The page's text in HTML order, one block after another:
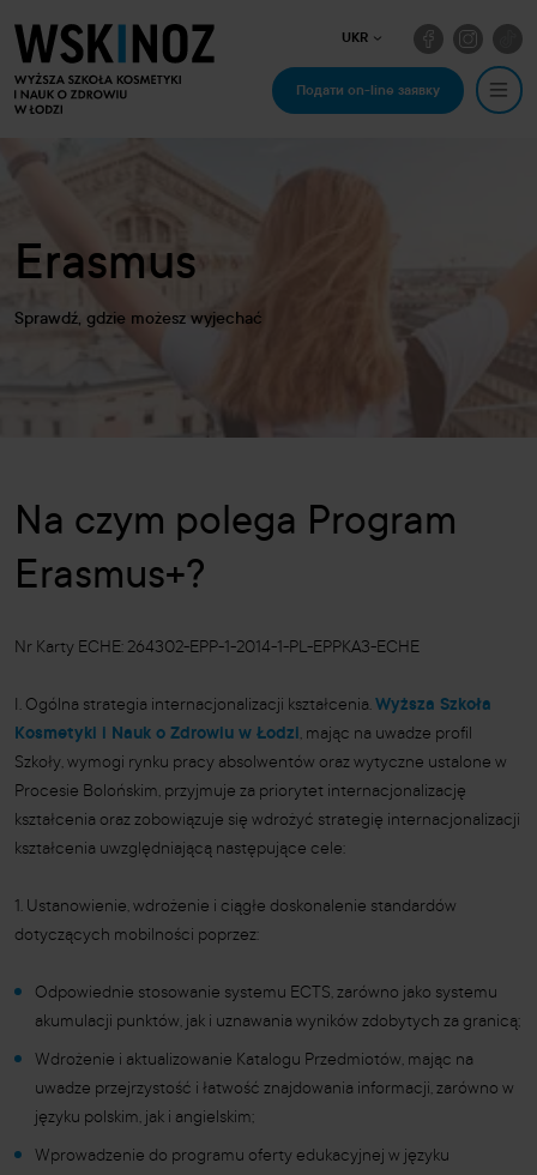
UKR
Подати on-line заявку
Erasmus
Sprawdź, gdzie możesz wyjechać
Na czym polega Program
Erasmus+?
Nr Karty ECHE: 264302-EPP-1-2014-1-PL-EPPKA3-ECHE
I. Ogólna strategia internacjonalizacji kształcenia.Wyższa Szkoła
Kosmetyki i Nauk o Zdrowiu w Łodzi, mając na uwadze profil
Szkoły, wymogi rynku pracy absolwentów oraz wytyczne ustalone w
Procesie Bolońskim, przyjmuje za priorytet internacjonalizację
kształcenia oraz zobowiązuje się wdrożyć strategię internacjonalizacji
kształcenia uwzględniającą następujące cele:
1. Ustanowienie, wdrożenie i ciągłe doskonalenie standardów
dotyczących mobilności poprzez:
Odpowiednie stosowanie systemu ECTS, zarówno jako systemu
akumulacji punktów, jak i uznawania wyników zdobytych za granicą;
Wdrożenie i aktualizowanie Katalogu Przedmiotów, mając na
uwadze przejrzystość i łatwość znajdowania informacji, zarówno w
języku polskim, jak i angielskim;
Wprowadzenie do programu oferty edukacyjnej w języku